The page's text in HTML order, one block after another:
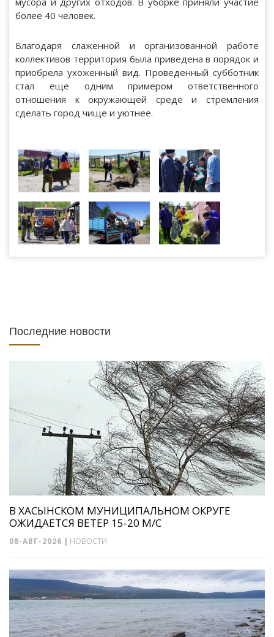
более 40 человек.
Благодаря слаженной и организованной работе
коллективов территория была приведена в порядок и
приобрела ухоженный вид. Проведенный субботник
стал еще одним примером ответственного
отношения к окружающей среде и стремления
сделать город чище и уютнее.
Последние новости
В ХАСЫНСКОМ МУНИЦИПАЛЬНОМ ОКРУГЕ
ОЖИДАЕТСЯ ВЕТЕР 15-20 М/С
08-АВГ-2026 | НОВОСТИ